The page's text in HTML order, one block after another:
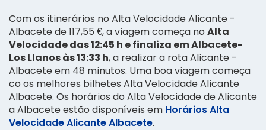
Com os itinerários no Alta Velocidade Alicante -
Albacete de 117,55 €, a viagem começa no Alta
Velocidade das 12:45 h e finaliza em Albacete-
Los Llanos às 13:33 h, a realizar a rota Alicante -
Albacete em 48 minutos. Uma boa viagem começa
co os melhores bilhetes Alta Velocidade Alicante
Albacete. Os horários do Alta Velocidade de Alicante
a Albacete estão disponíveis em Horários Alta
Velocidade Alicante Albacete.